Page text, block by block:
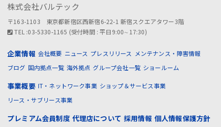
株式会社バルテック
〒163-1103 東京都新宿区西新宿6-22-1 新宿スクエアタワー3階
TEL :03-5330-1165 (受付時間 : 平日9:00∼17:30)
企業情報 会社概要 ニュース プレスリリース
メンテナンス・障害情報
ブログ 国内拠点一覧 海外拠点 グループ会社一覧 ショールーム
事業概要 IT・ネットワーク事業 ショップ＆サービス事業
リース・サブリース事業
プレミアム会員制度 代理店について 採用情報 個人情報保護方針